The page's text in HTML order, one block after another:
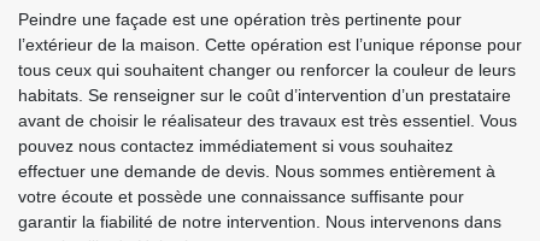
Peindre une façade est une opération très pertinente pour
l’extérieur de la maison. Cette opération est l’unique réponse pour
tous ceux qui souhaitent changer ou renforcer la couleur de leurs
habitats. Se renseigner sur le coût d’intervention d’un prestataire
avant de choisir le réalisateur des travaux est très essentiel. Vous
pouvez nous contactez immédiatement si vous souhaitez
effectuer une demande de devis. Nous sommes entièrement à
votre écoute et possède une connaissance suffisante pour
garantir la fiabilité de notre intervention. Nous intervenons dans